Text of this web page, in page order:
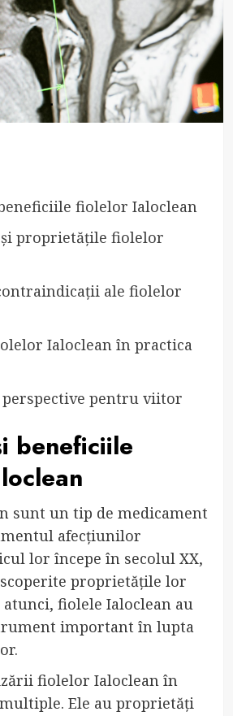
fiolelor Ialoclean
și proprietățile fiolelor
ale fiolelor
Ialoclean în practica
perspective pentru viitor
beneficiile
sunt un tip de medicament
afecțiunilor
lor începe în secolul XX,
proprietățile lor
atunci, fiolele Ialoclean au
important în lupta
fiolelor Ialoclean în
Ele au proprietăți